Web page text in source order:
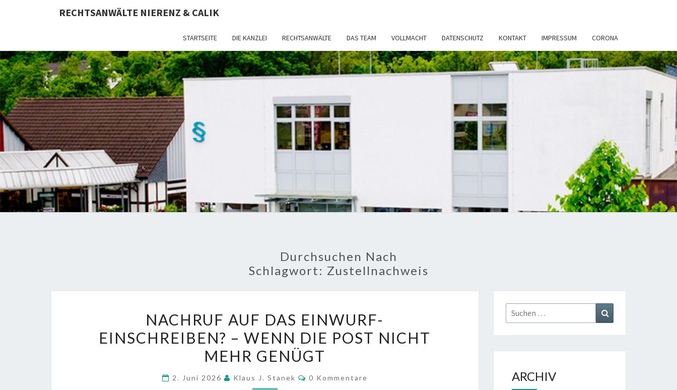
RECHTSANWÄLTE NIERENZ & CALIK
STARTSEITE DIE KANZLEI RECHTSANWÄLTE DAS TEAM VOLLMACHT DATENSCHUTZ KONTAKT IMPRESSUM CORONA
RECHTSANWÄLTE
NIERENZ &
Rechtsanwälte
– Fachanwalt
Durchsuchen Nach
Schlagwort: Zustellnachweis
AUF
DAS
EINWURF-
–
NACHRUF AUF DAS EINWURF-
EINSCHREIBEN? – WENN DIE POST NICHT
MEHR GENÜGT
2. Juni 2026 Klaus J. Stanek Kommentare
0 Kommentare
Suchen
nach:
ARCHIV